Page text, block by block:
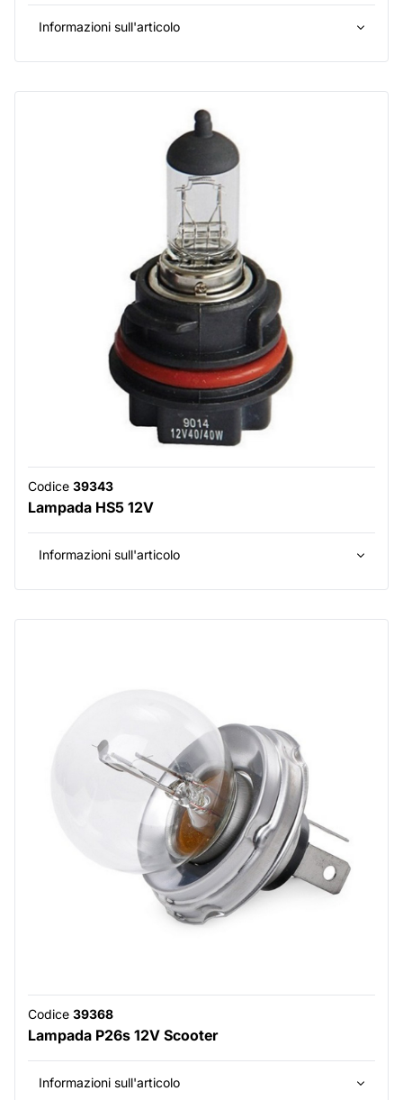
Informazioni sull'articolo
Codice 39343
Lampada HS5 12V
Informazioni sull'articolo
Codice 39368
Lampada P26s 12V Scooter
Informazioni sull'articolo